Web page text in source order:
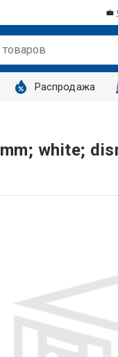
💼
Распродажа
white;